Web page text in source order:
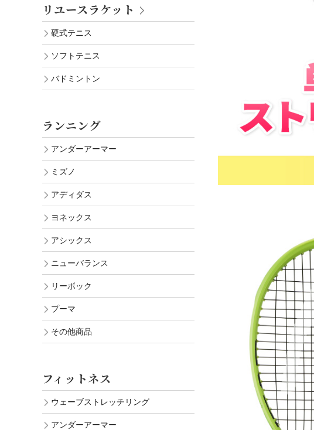
リユースラケット
硬式テニス
ソフトテニス
バドミントン
ランニング
アンダーアーマー
ミズノ
アディダス
ヨネックス
アシックス
ニューバランス
リーボック
プーマ
その他商品
フィットネス
ウェーブストレッチリング
アンダーアーマー